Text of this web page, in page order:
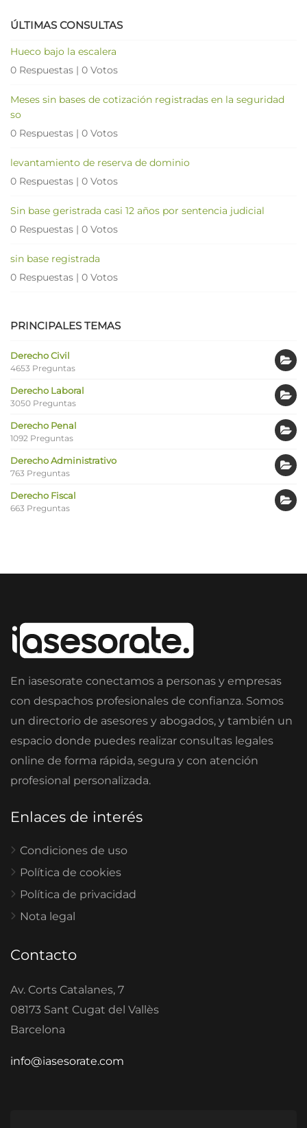
ÚLTIMAS CONSULTAS
Hueco bajo la escalera
0 Respuestas | 0 Votos
Meses sin bases de cotización registradas en la seguridad
so
0 Respuestas | 0 Votos
levantamiento de reserva de dominio
0 Respuestas | 0 Votos
Sin base geristrada casi 12 años por sentencia judicial
0 Respuestas | 0 Votos
sin base registrada
0 Respuestas | 0 Votos
PRINCIPALES TEMAS
Derecho Civil
4653 Preguntas
Derecho Laboral
3050 Preguntas
Derecho Penal
1092 Preguntas
Derecho Administrativo
763 Preguntas
Derecho Fiscal
663 Preguntas
En iasesorate conectamos a personas y empresas
con despachos profesionales de confianza. Somos
un directorio de asesores y abogados, y también un
espacio donde puedes realizar consultas legales
online de forma rápida, segura y con atención
profesional personalizada.
Enlaces de interés
Condiciones de uso
Política de cookies
Política de privacidad
Nota legal
Contacto
Av. Corts Catalanes, 7
08173 Sant Cugat del Vallès
Barcelona
info@iasesorate.com